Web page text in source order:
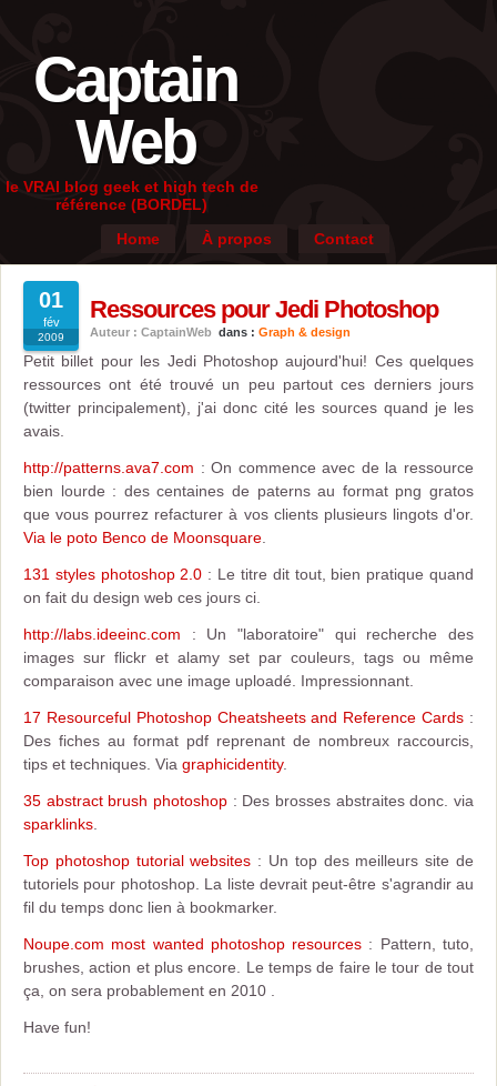
Captain
Web
le VRAI blog geek et high tech de
référence (BORDEL)
Home
À propos Contact
01
fév
2009
Ressources pour Jedi Photoshop
Auteur : CaptainWeb dans : Graph & design
Petit billet pour les Jedi Photoshop aujourd'hui! Ces quelques
ressources ont été trouvé un peu partout ces derniers jours
(twitter principalement), j'ai donc cité les sources quand je les
avais.
http://patterns.ava7.com : On commence avec de la ressource
bien lourde : des centaines de paterns au format png gratos
que vous pourrez refacturer à vos clients plusieurs lingots d'or.
Via le poto Benco de Moonsquare
131 styles photoshop 2.0 : Le titre dit tout, bien pratique quand
on fait du design web ces jours ci.
http://labs.ideeinc.com : Un "laboratoire" qui recherche des
images sur flickr et alamy set par couleurs, tags ou même
comparaison avec une image uploadé. Impressionnant.
17 Resourceful Photoshop Cheatsheets and Reference Cards :
Des fiches au format pdf reprenant de nombreux raccourcis,
tips et techniques. Via graphicidentity.
35 abstract brush photoshop : Des brosses abstraites donc. via
sparklinks
Top photoshop tutorial websites : Un top des meilleurs site de
tutoriels pour photoshop. La liste devrait peut-être s'agrandir au
fil du temps donc lien à bookmarker.
Noupe.com most wanted photoshop resources : Pattern, tuto,
brushes, action et plus encore. Le temps de faire le tour de tout
ça, on sera probablement en 2010 .
Have fun!